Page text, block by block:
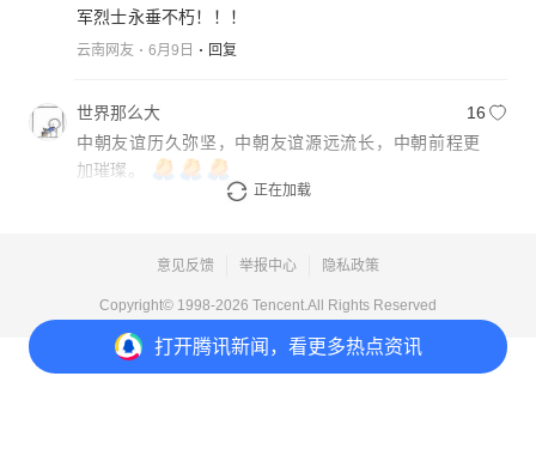
打开腾讯新闻，看更多热点资讯
军烈士永垂不朽！！！
云南网友 6月9日 回复
世界那么大
16
中朝友谊历久弥坚，中朝友谊源远流长，中朝前程更
加璀璨。
回复
正在加载
意见反馈 举报中心 隐私政策
Copyright© 1998-2026 Tencent.All Rights Reserved